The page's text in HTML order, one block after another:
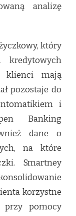
analizę
który
klienci mają
pozostaje do
i
Banking
dane o
na które
Smartney
korzystne
pomocy